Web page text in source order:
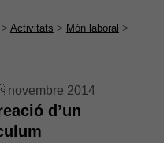
Activitats > Món laboral >
novembre 2014
d’un